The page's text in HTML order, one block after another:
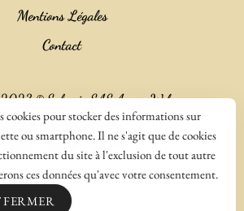
Mentions Légales
Contact
2023 ©Salencia SAS Agence Web
cookies pour stocker des informations sur
ou smartphone. Il ne s'agit que de cookies
du site à l'exclusion de tout autre
ces données qu'avec votre consentement.
FERMER